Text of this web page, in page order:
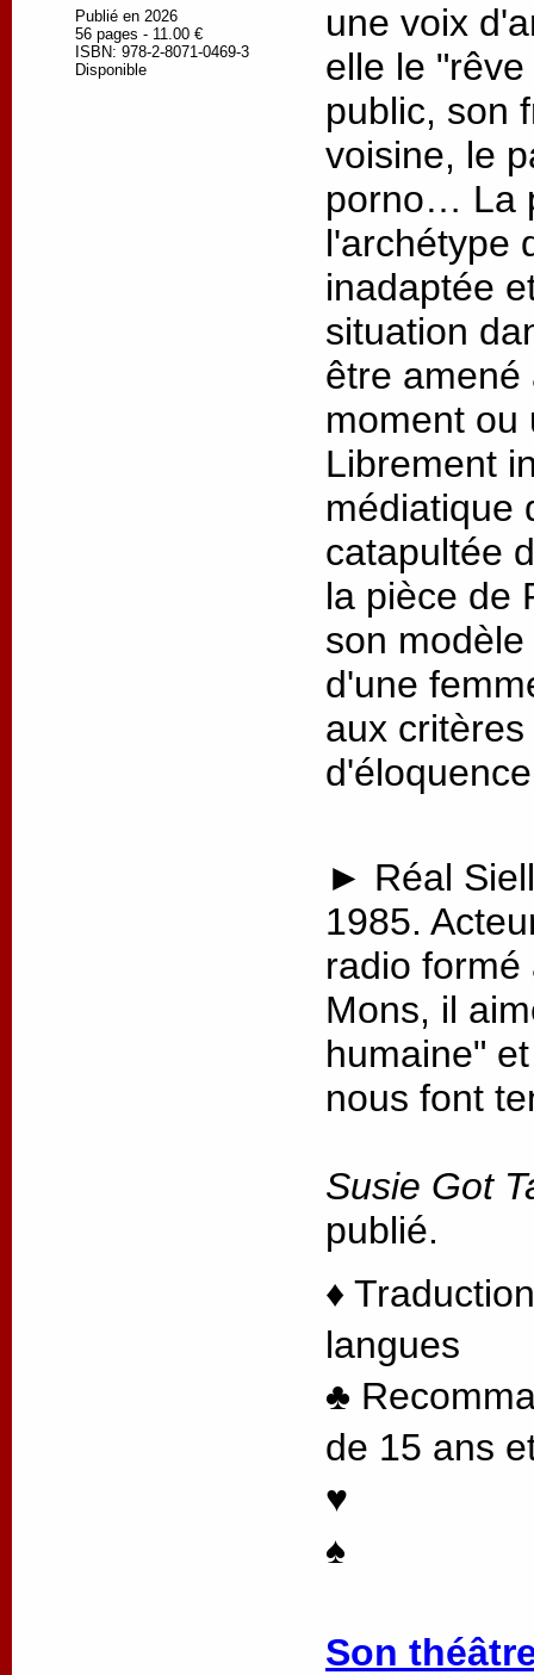
Publié en 2026
56 pages - 11.00 €
ISBN: 978-2-8071-0469-3
Disponible
une voix
elle le
public, son
voisine, le
porno… La
l'archétype
inadaptée
situation
être amené
moment ou
Librement
médiatique
catapultée
la pièce de
son
d'une
aux
► Réal
1985.
radio
Mons, il
humaine"
nous font
Susie Got
publié.
♦
langues
♣
de 15 ans
♥
♠
Son